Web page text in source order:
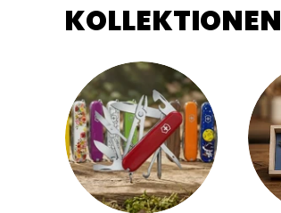
KOLLEKTIONEN